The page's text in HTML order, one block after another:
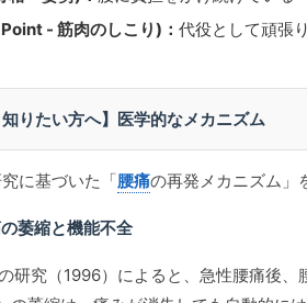
- 筋肉のしこり)： 代役として頑張
知りたい方へ】医学的なメカニズム
に基づいた「腰痛の再発メカニズム」
萎縮と機能不全
研究（1996）によると、急性腰痛後、